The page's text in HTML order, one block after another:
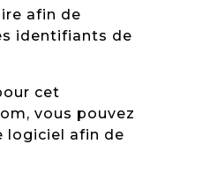
afin de
identifiants de
cet
vous pouvez
logiciel afin de